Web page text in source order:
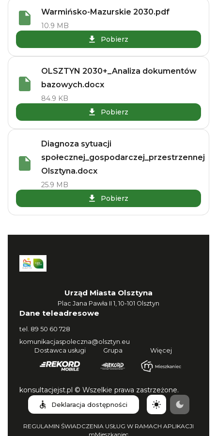
Warmińsko-Mazurskie 2030.pdf
10.9 MB
Pobierz
OLSZTYN 2030+_Analiza dokumentów
bazowych.docx
84.9 KB
Pobierz
Diagnoza sytuacji
społecznej_gospodarczej_przestrzennej
Olsztyna.docx
25.9 MB
Pobierz
Urząd Miasta Olsztyna
Plac Jana Pawła II 1, 10-101 Olsztyn
Dane teleadresowe
tel. 89 50 60 728
komunikacjaspoleczna@olsztyn.eu
Dostawca usługi
Grupa Więcej
konsultacjejst.pl © Wszelkie prawa zastrzeżone.
Deklaracja dostępności
REGULAMIN ŚWIADCZENIA USŁUG W RAMACH APLIKACJI
mMieszkaniec